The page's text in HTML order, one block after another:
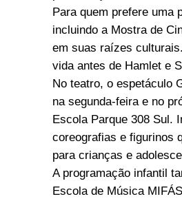
Para quem prefere uma
incluindo a Mostra de
em suas raízes
vida antes de Hamlet e
No teatro, o espetáculo
na segunda-feira e no
Escola Parque 308 Sul.
coreografias e figurinos
para crianças e
A programação infantil
Escola de Música